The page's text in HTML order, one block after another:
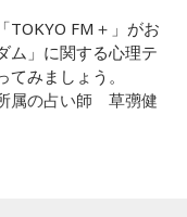
っている曲ですよ
みたい」という気
体に健全な精神宿
とか、そういう風に
ンディションが良
TOKYO FM＋」がお
ム」に関する心理テ
みましょう。
属の占い師 草彅健